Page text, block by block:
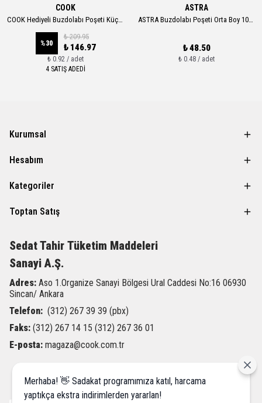
COOK
COOK Hediyeli Buzdolabı Poşeti Küçük Boy 160 Adet
%30
₺ 209.95
₺ 146.97
₺ 0.92 / adet
4 SATIŞ ADEDİ
ASTRA
ASTRA Buzdolabı Poşeti Orta Boy 100 Adet
₺ 48.50
₺ 0.48 / adet
Kurumsal
Hesabım
Kategoriler
Toptan Satış
Sedat Tahir Tüketim Maddeleri
Sanayi A.Ş.
Adres: Aso 1.Organize Sanayi Bölgesi Ural Caddesi No:16 06930
Sincan/ Ankara
Telefon: (312) 267 39 39 (pbx)
Faks: (312) 267 14 15 (312) 267 36 01
E-posta: magaza@cook.com.tr
Merhaba! 👋 Sadakat programımıza katıl, harcama
yaptıkça ekstra indirimlerden yararlan!